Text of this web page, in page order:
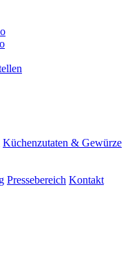
Küchenzutaten & Gewürze
Pressebereich Kontakt